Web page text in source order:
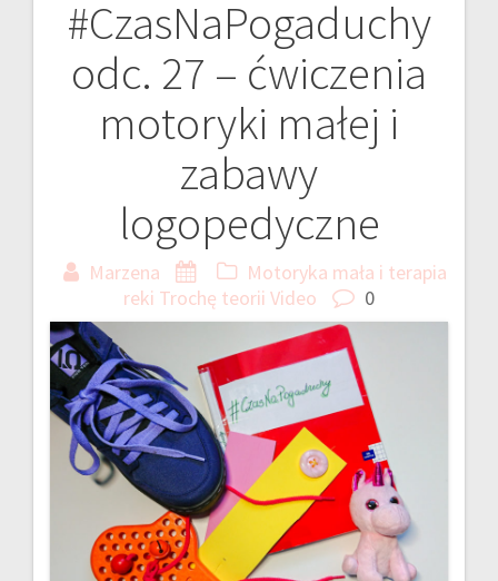
#CzasNaPogaduchy
odc. 27 – ćwiczenia
motoryki małej i
zabawy
logopedyczne
Marzena
Motoryka mała i terapia
reki Trochę teorii Video 0
Nawigacja
wpisu